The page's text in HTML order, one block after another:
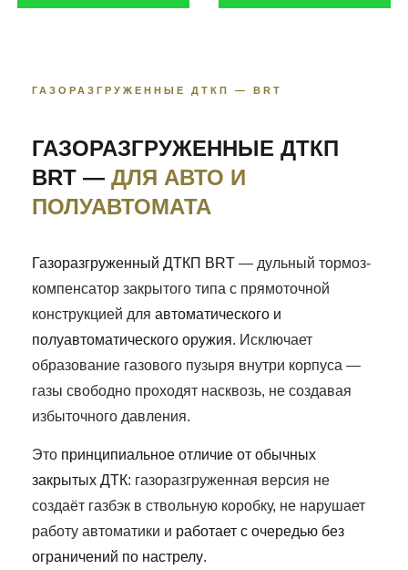
ГАЗОРАЗГРУЖЕННЫЕ ДТКП — BRT
ГАЗОРАЗГРУЖЕННЫЕ ДТКП
BRT — ДЛЯ АВТО И
ПОЛУАВТОМАТА
Газоразгруженный ДТКП BRT — дульный тормоз-
компенсатор закрытого типа с прямоточной
конструкцией для автоматического и
полуавтоматического оружия. Исключает
образование газового пузыря внутри корпуса —
газы свободно проходят насквозь, не создавая
избыточного давления.
Это принципиальное отличие от обычных
закрытых ДТК: газоразгруженная версия не
создаёт газбэк в ствольную коробку, не нарушает
работу автоматики и работает с очередью без
ограничений по настрелу.